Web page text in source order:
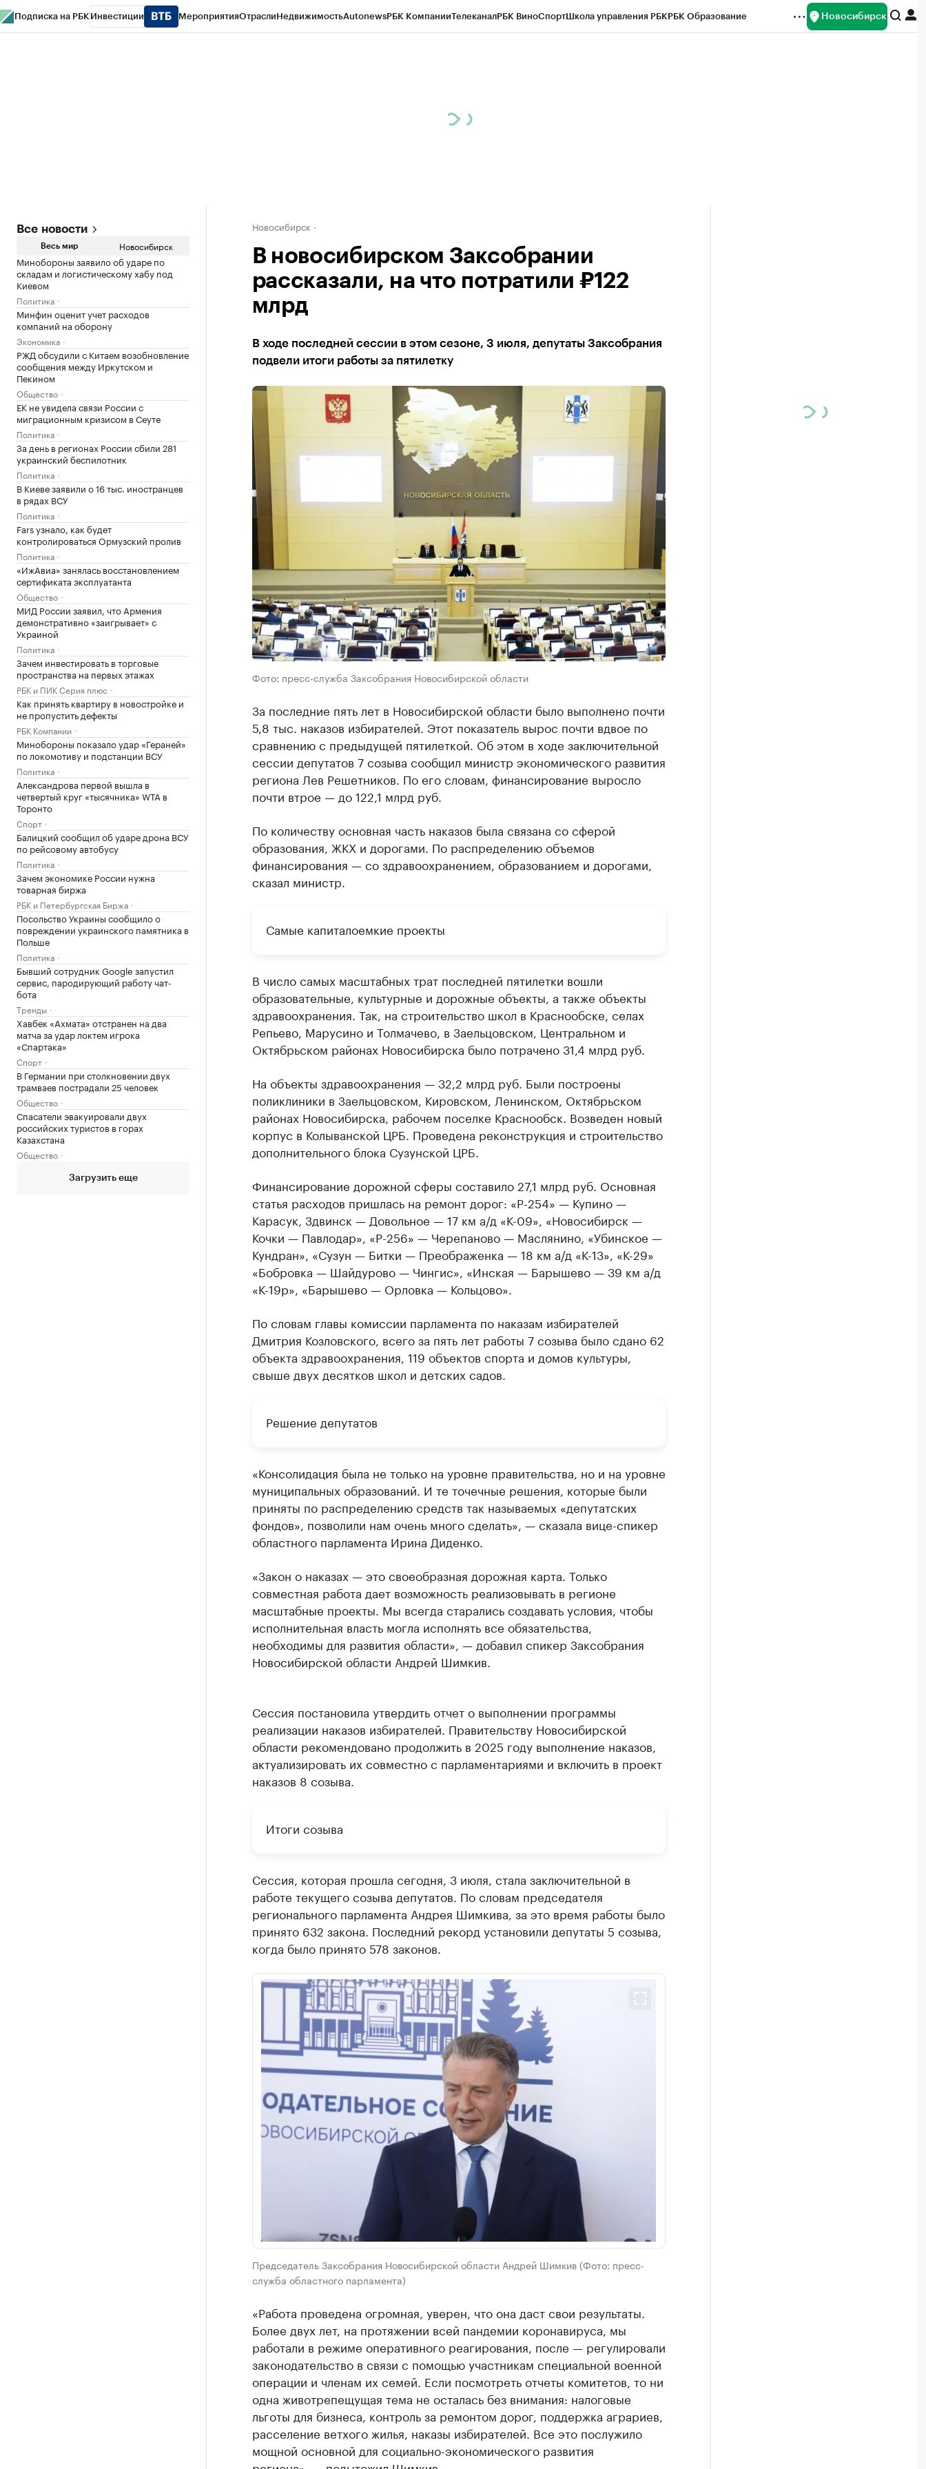
Подписка на РБК Инвестиции МероприятияОтраслиНедвижимостьAutonewsРБК КомпанииТелеканалРБК ВиноСпортШкола управления РБКРБК Образование Новосибирск
Все новости
Весь мир Новосибирск
Минобороны заявило об ударе по
складам и логистическому хабу под
Киевом
Политика
Минфин оценит учет расходов
компаний на оборону
Экономика
РЖД обсудили с Китаем возобновление
сообщения между Иркутском и
Пекином
Общество
ЕК не увидела связи России с
миграционным кризисом в Сеуте
Политика
За день в регионах России сбили 281
украинский беспилотник
Политика
В Киеве заявили о 16 тыс. иностранцев
в рядах ВСУ
Политика
Fars узнало, как будет
контролироваться Ормузский пролив
Политика
«ИжАвиа» занялась восстановлением
сертификата эксплуатанта
Общество
МИД России заявил, что Армения
демонстративно «заигрывает» с
Украиной
Политика
Зачем инвестировать в торговые
пространства на первых этажах
РБК и ПИК Серия плюс
Как принять квартиру в новостройке и
не пропустить дефекты
РБК Компании
Минобороны показало удар «Гераней»
по локомотиву и подстанции ВСУ
Политика
Александрова первой вышла в
четвертый круг «тысячника» WTA в
Торонто
Спорт
Балицкий сообщил об ударе дрона ВСУ
по рейсовому автобусу
Политика
Зачем экономике России нужна
товарная биржа
РБК и Петербургская Биржа
Посольство Украины сообщило о
повреждении украинского памятника в
Польше
Политика
Бывший сотрудник Google запустил
сервис, пародирующий работу чат-
бота
Тренды
Хавбек «Ахмата» отстранен на два
матча за удар локтем игрока
«Спартака»
Спорт
В Германии при столкновении двух
трамваев пострадали 25 человек
Общество
Спасатели эвакуировали двух
российских туристов в горах
Казахстана
Общество
Загрузить еще
Новосибирск
В новосибирском Заксобрании
рассказали, на что потратили ₽122
млрд
В ходе последней сессии в этом сезоне, 3 июля, депутаты Заксобрания
подвели итоги работы за пятилетку
Фото: пресс-служба Заксобрания Новосибирской области
За последние пять лет в Новосибирской области было выполнено почти
5,8 тыс. наказов избирателей. Этот показатель вырос почти вдвое по
сравнению с предыдущей пятилеткой. Об этом в ходе заключительной
сессии депутатов 7 созыва сообщил министр экономического развития
региона Лев Решетников. По его словам, финансирование выросло
почти втрое — до 122,1 млрд руб.
По количеству основная часть наказов была связана со сферой
образования, ЖКХ и дорогами. По распределению объемов
финансирования — со здравоохранением, образованием и дорогами,
сказал министр.
Самые капиталоемкие проекты
В число самых масштабных трат последней пятилетки вошли
образовательные, культурные и дорожные объекты, а также объекты
здравоохранения. Так, на строительство школ в Краснообске, селах
Репьево, Марусино и Толмачево, в Заельцовском, Центральном и
Октябрьском районах Новосибирска было потрачено 31,4 млрд руб.
На объекты здравоохранения — 32,2 млрд руб. Были построены
поликлиники в Заельцовском, Кировском, Ленинском, Октябрьском
районах Новосибирска, рабочем поселке Краснообск. Возведен новый
корпус в Колыванской ЦРБ. Проведена реконструкция и строительство
дополнительного блока Сузунской ЦРБ.
Финансирование дорожной сферы составило 27,1 млрд руб. Основная
статья расходов пришлась на ремонт дорог: «Р-254» — Купино —
Карасук, Здвинск — Довольное — 17 км а/д «К-09», «Новосибирск —
Кочки — Павлодар», «Р-256» — Черепаново — Маслянино, «Убинское —
Кундран», «Сузун — Битки — Преображенка — 18 км а/д «К-13», «К-29»
«Бобровка — Шайдурово — Чингис», «Инская — Барышево — 39 км а/д
«К-19р», «Барышево — Орловка — Кольцово».
По словам главы комиссии парламента по наказам избирателей
Дмитрия Козловского, всего за пять лет работы 7 созыва было сдано 62
объекта здравоохранения, 119 объектов спорта и домов культуры,
свыше двух десятков школ и детских садов.
Решение депутатов
«Консолидация была не только на уровне правительства, но и на уровне
муниципальных образований. И те точечные решения, которые были
приняты по распределению средств так называемых «депутатских
фондов», позволили нам очень много сделать», — сказала вице-спикер
областного парламента Ирина Диденко.
«Закон о наказах — это своеобразная дорожная карта. Только
совместная работа дает возможность реализовывать в регионе
масштабные проекты. Мы всегда старались создавать условия, чтобы
исполнительная власть могла исполнять все обязательства,
необходимы для развития области», — добавил спикер Заксобрания
Новосибирской области Андрей Шимкив.
Сессия постановила утвердить отчет о выполнении программы
реализации наказов избирателей. Правительству Новосибирской
области рекомендовано продолжить в 2025 году выполнение наказов,
актуализировать их совместно с парламентариями и включить в проект
наказов 8 созыва.
Итоги созыва
Сессия, которая прошла сегодня, 3 июля, стала заключительной в
работе текущего созыва депутатов. По словам председателя
регионального парламента Андрея Шимкива, за это время работы было
принято 632 закона. Последний рекорд установили депутаты 5 созыва,
когда было принято 578 законов.
Председатель Заксобрания Новосибирской области Андрей Шимкив (Фото: пресс-
служба областного парламента)
«Работа проведена огромная, уверен, что она даст свои результаты.
Более двух лет, на протяжении всей пандемии коронавируса, мы
работали в режиме оперативного реагирования, после — регулировали
законодательство в связи с помощью участникам специальной военной
операции и членам их семей. Если посмотреть отчеты комитетов, то ни
одна животрепещущая тема не осталась без внимания: налоговые
льготы для бизнеса, контроль за ремонтом дорог, поддержка аграриев,
расселение ветхого жилья, наказы избирателей. Все это послужило
мощной основной для социально-экономического развития